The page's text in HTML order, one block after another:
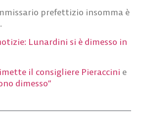
prefettizio insomma è
Lunardini si è dimesso in
il consigliere Pieraccini e
dimesso”